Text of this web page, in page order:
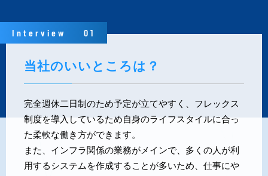
Interview 01
当社のいいところは？
完全週休二日制のため予定が立てやすく、フレックス
制度を導入しているため自身のライフスタイルに合っ
た柔軟な働き方ができます。
また、インフラ関係の業務がメインで、多くの人が利
用するシステムを作成することが多いため、仕事にや